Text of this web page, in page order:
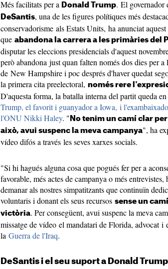
Més facilitats per a Donald Trump. El governador
DeSantis, una de les figures polítiques més
conservadorisme als Estats Units, ha anunciat
que abandona la carrera a les primàries del
disputar les eleccions presidencials d'aquest
però abandona just quan falten només dos dies per
de New Hampshire i poc després d'haver quedat
la primera cita preelectoral, només rere
D'aquesta forma, la batalla interna del partit queda
Trump, el favorit i guanyador a Iowa, i
l'ONU Nikki Haley. " No tenim un camí clar
això, avui suspenc la meva campanya", ha
vídeo difós a través les seves xarxes socials.
"Si hi hagués alguna cosa que pogués fer per a
favorable, més actes de campanya o més
demanar als nostres simpatitzants que continuïn
voluntaris i donant els seus recursos sense un
victòria. Per consegüent, avui suspenc la meva
missatge de vídeo el mandatari de Florida, advocat i
la Guerra de l'Iraq.
DeSantis i el seu suport a Donald Trump